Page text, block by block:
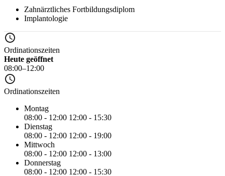
Zahnärztliches Fortbildungsdiplom
Implantologie
Ordinationszeiten
Heute geöffnet
08:00–12:00
Ordinationszeiten
Montag
08:00 - 12:00 12:00 - 15:30
Dienstag
08:00 - 12:00 12:00 - 19:00
Mittwoch
08:00 - 12:00 12:00 - 13:00
Donnerstag
08:00 - 12:00 12:00 - 15:30